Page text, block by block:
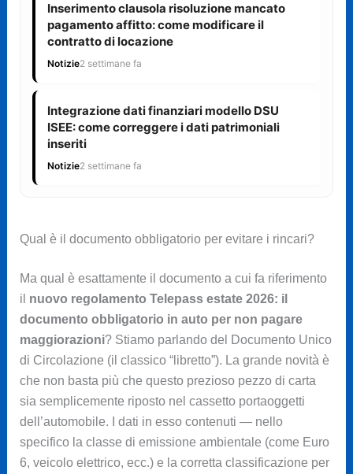
Inserimento clausola risoluzione mancato
pagamento affitto: come modificare il
contratto di locazione
Notizie2 settimane fa
Integrazione dati finanziari modello DSU
ISEE: come correggere i dati patrimoniali
inseriti
Notizie2 settimane fa
Qual è il documento obbligatorio per evitare i rincari?
Ma qual è esattamente il documento a cui fa riferimento
il nuovo regolamento Telepass estate 2026: il
documento obbligatorio in auto per non pagare
maggiorazioni? Stiamo parlando del Documento Unico
di Circolazione (il classico “libretto”). La grande novità è
che non basta più che questo prezioso pezzo di carta
sia semplicemente riposto nel cassetto portaoggetti
dell’automobile. I dati in esso contenuti — nello
specifico la classe di emissione ambientale (come Euro
6, veicolo elettrico, ecc.) e la corretta classificazione per